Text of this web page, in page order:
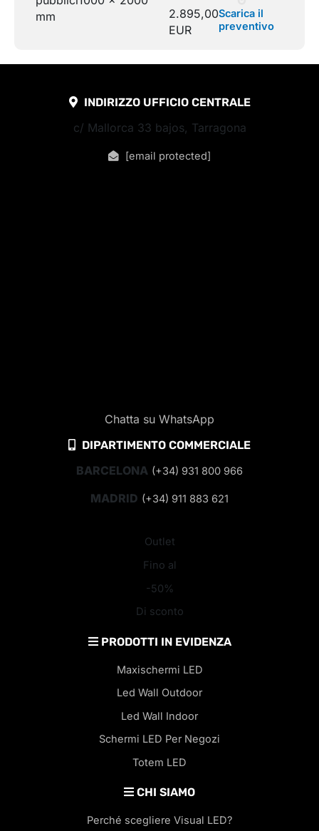
mm
2.895,00
EUR
Scarica il
preventivo
INDIRIZZO UFFICIO CENTRALE
c/ Mallorca 33 bajos, Tarragona
[email protected]
Chatta su WhatsApp
DIPARTIMENTO COMMERCIALE
BARCELONA (+34) 931 800 966
MADRID (+34) 911 883 621
Outlet
Fino al
-50%
Di sconto
PRODOTTI IN EVIDENZA
Maxischermi LED
Led Wall Outdoor
Led Wall Indoor
Schermi LED Per Negozi
Totem LED
CHI SIAMO
Perché scegliere Visual LED?